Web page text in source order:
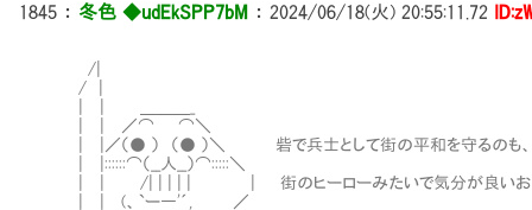
1845 ： 冬色 ◆udEkSPP7bM ： 2024/06/18(火) 20:55:11.72
/|
/ |
| | ／⌒ ⌒＼
| |／（● ） （● ）＼ 砦で兵士として街の平和を守るのも、
| |::::::⌒（__人__）⌒:::::＼
| | /| | | | | | 街のヒーローみたいで気分が良いお
| | (、`ー―'´, ／